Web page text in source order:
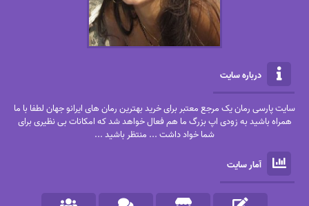
درباره سایت
سایت پارسی رمان یک مرجع معتبر برای خرید بهترین رمان های ایرانو جهان لطفا با ما
همراه باشید به زودی اپ بزرگ ما هم فعال خواهد شد که امکانات بی نظیری برای
شما خواد داشت ... منتظر باشید ...
آمار سایت